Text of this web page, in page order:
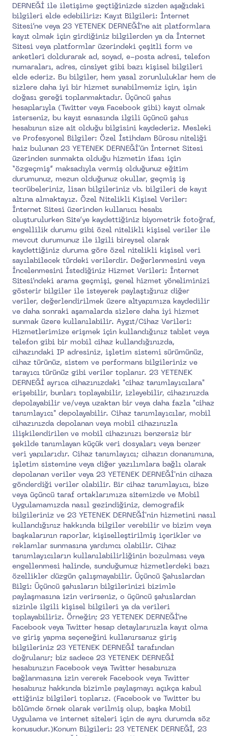
DERNEĞİ ile iletişime geçtiğinizde sizden aşağıdaki
bilgileri elde edebiliriz: Kayıt Bilgileri: İnternet
Sitesi’ne veya 23 YETENEK DERNEĞİ’ne ait platformlara
kayıt olmak için girdiğiniz bilgilerden ya da İnternet
Sitesi veya platformlar üzerindeki çeşitli form ve
anketleri doldurarak ad, soyad, e-posta adresi, telefon
numaraları, adres, cinsiyet gibi bazı kişisel bilgileri
elde ederiz. Bu bilgiler, hem yasal zorunluluklar hem de
sizlere daha iyi bir hizmet sunabilmemiz için, işin
doğası gereği toplanmaktadır. Üçüncü şahıs
hesaplarıyla (Twitter veya Facebook gibi) kayıt olmak
isterseniz, bu kayıt esnasında ilgili üçüncü şahıs
hesabının size ait olduğu bilgisini kaydederiz. Mesleki
ve Profesyonel Bilgiler: Özel İstihdam Bürosu niteliği
haiz bulunan 23 YETENEK DERNEĞİ'ün İnternet Sitesi
üzerinden sunmakta olduğu hizmetin ifası için
“özgeçmiş” maksadıyla vermiş olduğunuz eğitim
durumunuz, mezun olduğunuz okullar, geçmiş iş
tecrübeleriniz, lisan bilgileriniz vb. bilgileri de kayıt
altına almaktayız. Özel Nitelikli Kişisel Veriler:
İnternet Sitesi üzerinden kullanıcı hesabı
oluşturulurken Site’ye kaydettiğiniz biyometrik fotoğraf,
engellilik durumu gibi özel nitelikli kişisel veriler ile
mevcut durumunuz ile ilgili bireysel olarak
kaydettiğiniz duruma göre özel nitelikli kişisel veri
sayılabilecek türdeki verilerdir. Değerlenmesini veya
İncelenmesini İstediğiniz Hizmet Verileri: İnternet
Sitesi’ndeki arama geçmişi, genel hizmet yöneliminizi
gösterir bilgiler ile isteyerek paylaştığınız diğer
veriler, değerlendirilmek üzere altyapımıza kaydedilir
ve daha sonraki aşamalarda sizlere daha iyi hizmet
sunmak üzere kullanılabilir. Aygıt/Cihaz Verileri:
Hizmetlerimize erişmek için kullandığınız tablet veya
telefon gibi bir mobil cihaz kullandığınızda,
cihazındaki IP adresiniz, işletim sistemi sürümünüz,
cihaz türünüz, sistem ve performans bilgileriniz ve
tarayıcı türünüz gibi veriler toplanır. 23 YETENEK
DERNEĞİ ayrıca cihazınızdaki "cihaz tanımlayıcılara"
erişebilir, bunları toplayabilir, izleyebilir, cihazınızda
depolayabilir ve/veya uzaktan bir veya daha fazla "cihaz
tanımlayıcı" depolayabilir. Cihaz tanımlayıcılar, mobil
cihazınızda depolanan veya mobil cihazınızla
ilişkilendirilen ve mobil cihazınızı benzersiz bir
şekilde tanımlayan küçük veri dosyaları veya benzer
veri yapılarıdır. Cihaz tanımlayıcı; cihazın donanımına,
işletim sistemine veya diğer yazılımlara bağlı olarak
depolanan veriler veya 23 YETENEK DERNEĞİ'nin cihaza
gönderdiği veriler olabilir. Bir cihaz tanımlayıcı, bize
veya üçüncü taraf ortaklarımıza sitemizde ve Mobil
Uygulamamızda nasıl gezindiğiniz, demografik
bilgileriniz ve 23 YETENEK DERNEĞİ'nin hizmetini nasıl
kullandığınız hakkında bilgiler verebilir ve bizim veya
başkalarının raporlar, kişiselleştirilmiş içerikler ve
reklamlar sunmasına yardımcı olabilir. Cihaz
tanımlayıcıların kullanılabilirliğinin bozulması veya
engellenmesi halinde, sunduğumuz hizmetlerdeki bazı
özellikler düzgün çalışmayabilir. Üçüncü Şahıslardan
Bilgi: Üçüncü şahısların bilgilerinizi bizimle
paylaşmasına izin verirseniz, o üçüncü şahıslardan
sizinle ilgili kişisel bilgileri ya da verileri
toplayabiliriz. Örneğin; 23 YETENEK DERNEĞİ’ne
Facebook veya Twitter hesap detaylarınızla kayıt olma
ve giriş yapma seçeneğini kullanırsanız giriş
bilgileriniz 23 YETENEK DERNEĞİ tarafından
doğrulanır; biz sadece 23 YETENEK DERNEĞİ
hesabınızın Facebook veya Twitter hesabınıza
bağlanmasına izin vererek Facebook veya Twitter
hesabınız hakkında bizimle paylaşmayı açıkça kabul
ettiğiniz bilgileri toplarız. (Facebook ve Twitter bu
bölümde örnek olarak verilmiş olup, başka Mobil
Uygulama ve internet siteleri için de aynı durumda söz
konusudur.)Konum Bilgileri: 23 YETENEK DERNEĞİ, 23